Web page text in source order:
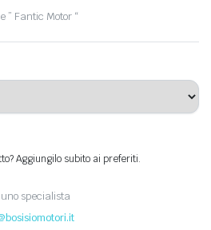
” Fantic Motor “
Aggiungilo subito ai preferiti.
specialista